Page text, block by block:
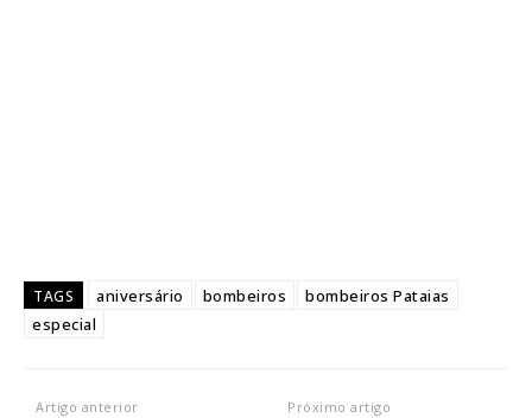
TAGS aniversário bombeiros
bombeiros Pataias
especial
Artigo anterior Próximo artigo